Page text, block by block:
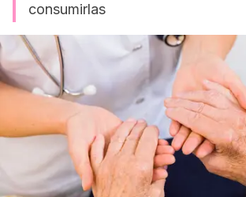
consumirlas